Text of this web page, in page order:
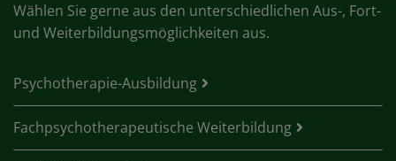
Wählen Sie gerne aus den unterschiedlichen Aus-, Fort-
und Weiterbildungsmöglichkeiten aus.
Psychotherapie-Ausbildung
Fachpsychotherapeutische Weiterbildung